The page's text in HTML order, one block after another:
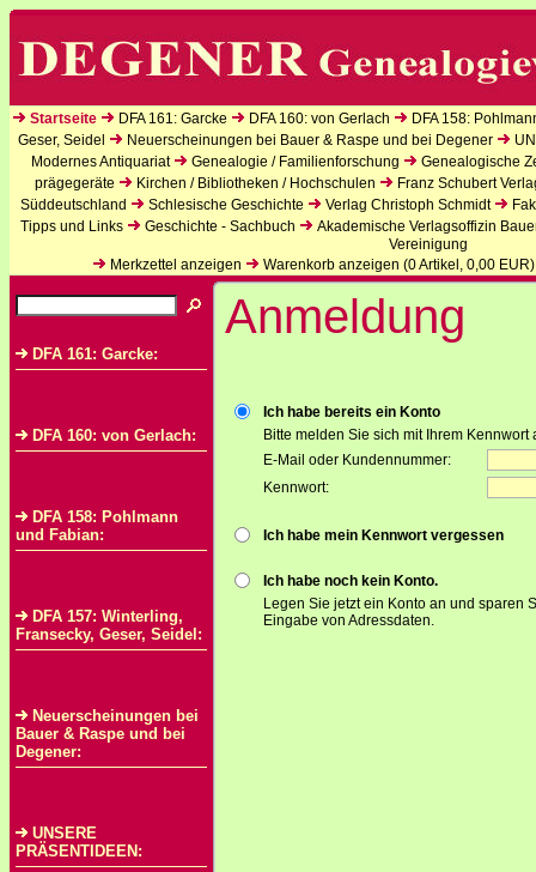
Startseite DFA 161: Garcke DFA 160: von Gerlach
DFA 158:
Geser, Seidel
Neuerscheinungen bei Bauer & Raspe und bei Degener
Modernes Antiquariat
Genealogie / Familienforschung
Genealogische
prägegeräte
Kirchen / Bibliotheken / Hochschulen
Franz Schubert
Süddeutschland
Schlesische Geschichte Verlag Christoph Schmidt
Tipps und Links
Geschichte - Sachbuch
Akademische Verlagsoffizin
Vereinigung
Merkzettel anzeigen
Warenkorb anzeigen (0Artikel, 0,00 EUR)
DFA 161: Garcke:
DFA 160: von Gerlach:
DFA 158: Pohlmann
und Fabian:
DFA 157: Winterling,
Fransecky, Geser, Seidel:
Neuerscheinungen bei
Bauer & Raspe und bei
Degener:
UNSERE
PRÄSENTIDEEN:
Anmeldung
Ich habe bereits ein Konto
Bitte melden Sie sich mit Ihrem Kennwort
E-Mail oder Kundennummer:
Kennwort:
Ich habe mein Kennwort vergessen
Ich habe noch kein Konto.
Legen Sie jetzt ein Konto an und sparen
Eingabe von Adressdaten.